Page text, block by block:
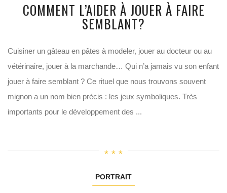
COMMENT L’AIDER À JOUER À FAIRE
SEMBLANT?
Cuisiner un gâteau en pâtes à modeler, jouer au docteur ou au
vétérinaire, jouer à la marchande… Qui n’a jamais vu son enfant
jouer à faire semblant ? Ce rituel que nous trouvons souvent
mignon a un nom bien précis : les jeux symboliques. Très
importants pour le développement des ...
PORTRAIT